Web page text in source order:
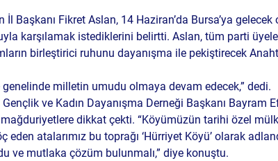
Başkanı Fikret Aslan, 14 Haziran’da Bursa’ya gelecek
karşılamak istediklerini belirtti. Aslan, tüm parti
birleştirici ruhunu dayanışma ile pekiştirecek
genelinde milletin umudu olmaya devam edecek,” dedi.
ve Kadın Dayanışma Derneği Başkanı Bayram
dikkat çekti. “Köyümüzün tarihi özel
eden atalarımız bu toprağı ‘Hürriyet Köyü’ olarak
ve mutlaka çözüm bulunmalı,” diye konuştu.